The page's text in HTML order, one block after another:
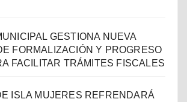
GESTIONA NUEVA
FORMALIZACIÓN Y PROGRESO
FACILITAR TRÁMITES FISCALES
ISLA MUJERES REFRENDARÁ